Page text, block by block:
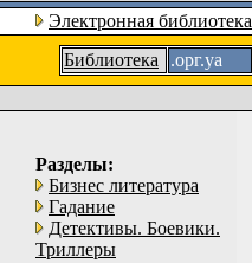
Электронная библиотека
Библиотека
.орг.уа
Разделы:
Бизнес литература
Гадание
Детективы. Боевики.
Триллеры